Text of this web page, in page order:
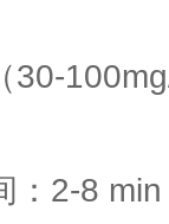
30-
：2-8 min